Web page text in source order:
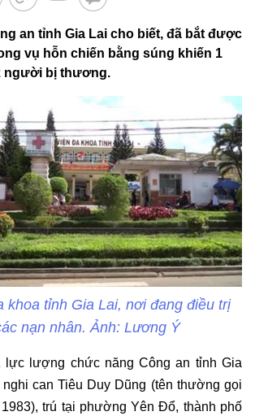
an tỉnh Gia Lai cho biết, đã bắt được
vụ hỗn chiến bằng súng khiến 1
người bị thương.
khoa tỉnh Gia Lai, nơi đang điều trị
nạn nhân. Ảnh: Lương Ý
lực lượng chức năng Công an tỉnh Gia
can Tiêu Duy Dũng (tên thường gọi
trú tại phường Yên Đổ, thành phố